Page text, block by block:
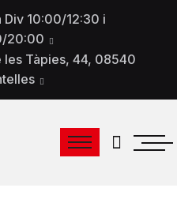
Div 10:00/12:30 i
20:00
les Tàpies, 44, 08540